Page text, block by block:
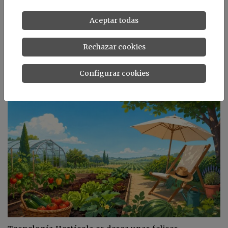
jornadas-internacionales-feromonas-trampas-
atrayentes-control-biologico/
https://www.tecnologiahorticola.com/agentes-
biologicos/
Noticias relacionadas
Aceptar todas
Rechazar cookies
Configurar cookies